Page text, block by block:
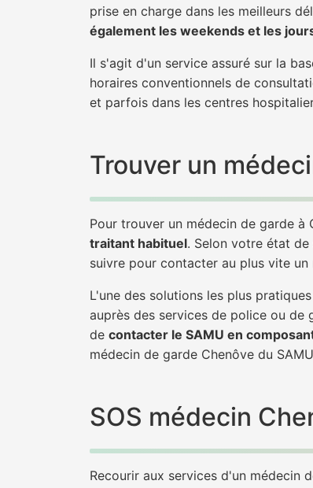
prise en charge dans les meilleurs
également les weekends et les
Il s'agit d'un service assuré sur la
horaires conventionnels de
et parfois dans les centres
Trouver un
Pour trouver un médecin de garde à
traitant habituel. Selon votre état
suivre pour contacter au plus vite
L'une des solutions les plus
auprès des services de police ou de
de contacter le SAMU en
médecin de garde Chenôve du
SOS médecin
Recourir aux services d'un médecin